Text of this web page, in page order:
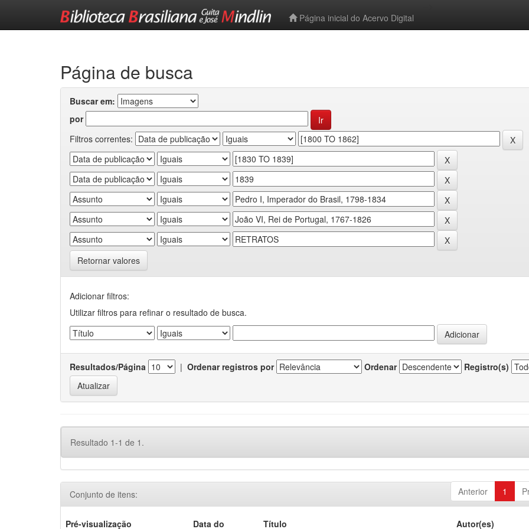
Página inicial do Acervo Digital
Página de busca
Buscar em:
por
Filtros correntes:
Retornar valores
Adicionar filtros:
Utilizar filtros para refinar o resultado de busca.
Resultados/Página | Ordenar registros por Ordenar Registro(s)
Resultado 1-1 de 1.
Anterior 1
Conjunto de itens:
Pré-visualização Data do Título Autor(es)